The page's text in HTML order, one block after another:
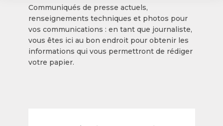
Communiqués de presse actuels,
renseignements techniques et photos pour
vos communications : en tant que journaliste,
vous êtes ici au bon endroit pour obtenir les
informations qui vous permettront de rédiger
votre papier.